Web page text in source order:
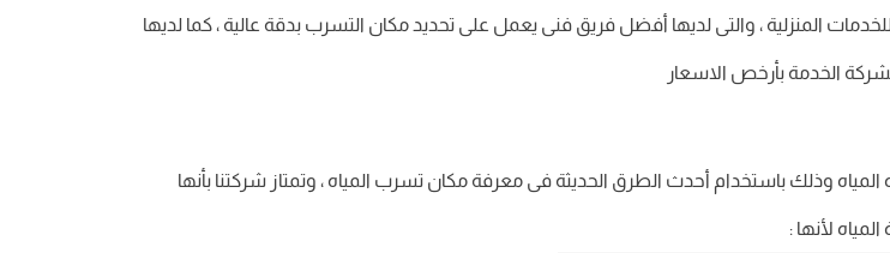
المنزلية ، والتى لديها أفضل فريق فنى يعمل على تحديد مكان التسرب بدقة عالية ، كما لديها
الخدمة بأرخص الاسعار
وذلك باستخدام أحدث الطرق الحديثة فى معرفة مكان تسرب المياه ، وتمتاز شركتنا بأنها
لأنها :